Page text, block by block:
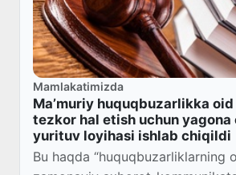
Mamlakatimizda
Maʼmuriy huquqbuzarlikka
tezkor hal etish uchun
yurituv loyihasi ishlab chiqildi
Bu haqda “huquqbuzarliklarning